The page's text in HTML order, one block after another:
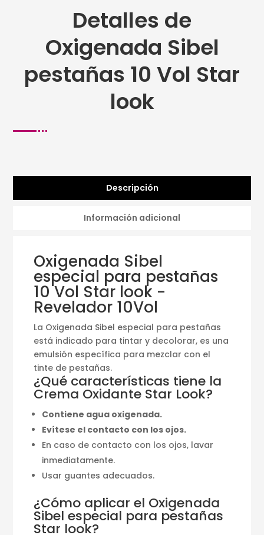
Detalles de
Oxigenada Sibel
pestañas 10 Vol Star
look
Descripción
Información adicional
Oxigenada Sibel
especial para pestañas
10 Vol Star look -
Revelador 10Vol
La Oxigenada Sibel especial para pestañas
está indicado para tintar y decolorar, es una
emulsión específica para mezclar con el
tinte de pestañas.
¿Qué características tiene la
Crema Oxidante Star Look?
Contiene agua oxigenada.
Evítese el contacto con los ojos.
En caso de contacto con los ojos, lavar
inmediatamente.
Usar guantes adecuados.
¿Cómo aplicar el Oxigenada
Sibel especial para pestañas
Star look?